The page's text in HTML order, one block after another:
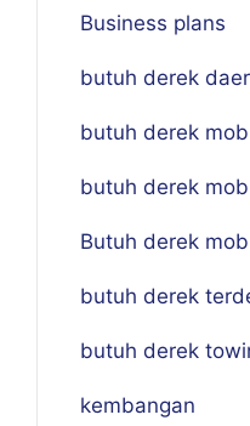
Business plans
butuh derek
butuh derek
butuh derek
Butuh derek
butuh derek
butuh derek
kembangan